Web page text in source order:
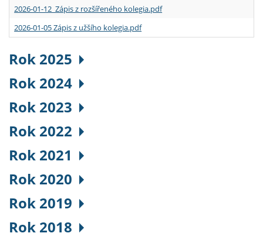
2026-01-12 Zápis z rozšířeného kolegia.pdf
2026-01-05 Zápis z užšího kolegia.pdf
Rok 2025
Rok 2024
Rok 2023
Rok 2022
Rok 2021
Rok 2020
Rok 2019
Rok 2018